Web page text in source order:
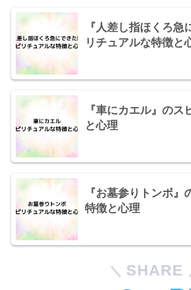
『人差し指ほくろ
リチュアルな特徴と
『車にカエル』の
と心理
『お墓参りトンボ
特徴と心理
SHARE